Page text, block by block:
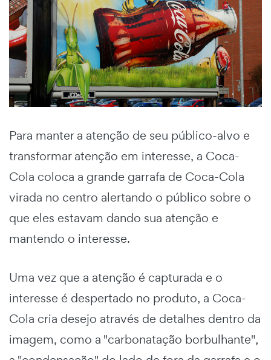
Para manter a atenção de seu público-alvo e
transformar atenção em interesse, a Coca-
Cola coloca a grande garrafa de Coca-Cola
virada no centro alertando o público sobre o
que eles estavam dando sua atenção e
mantendo o interesse.
Uma vez que a atenção é capturada e o
interesse é despertado no produto, a Coca-
Cola cria desejo através de detalhes dentro da
imagem, como a "carbonatação borbulhante",